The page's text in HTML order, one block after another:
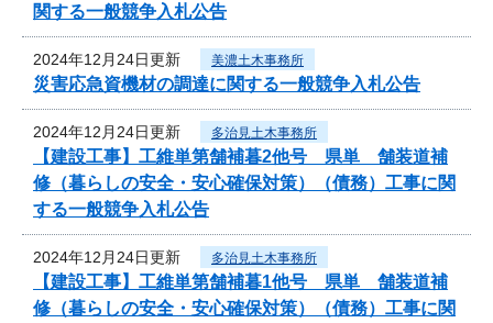
関する一般競争入札公告
2024年12月24日更新 美濃土木事務所
災害応急資機材の調達に関する一般競争入札公告
2024年12月24日更新 多治見土木事務所
【建設工事】工維単第舗補暮2他号 県単 舗装道補
修（暮らしの安全・安心確保対策）（債務）工事に関
する一般競争入札公告
2024年12月24日更新 多治見土木事務所
【建設工事】工維単第舗補暮1他号 県単 舗装道補
修（暮らしの安全・安心確保対策）（債務）工事に関